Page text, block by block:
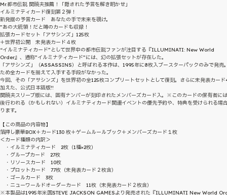
Mr.都市伝説 関暁夫推薦！「隠された予言を解き明かせ」
イルミナティカード復刻第２弾！
新発掘の予言カード あなたの手で未来を覗け。
”あの大統領！だと噂のカードも収録！
拡張カードセット「アサシンズ」125枚
＋世界初公開 未発表カード４枚
“イルミナティカード”として世界中の都市伝説ファンが注目する『ILLUMINATI: New World
Order』、通称”イルミナティカード”には、幻の拡張セットが存在した。
「アサシンズ」（ASSASSINS）と呼ばれる本作は、1995年に8枚入ブースターパックのみで発売
ため全カードを揃えて入手する手段がなかった。
今回、その「アサシンズ」を世界初の全125枚コンプリートセットとして復刻。さらに未発表カー
加えた、公式日本語版!!
関暁夫スリーブ版には、固有ナンバーが刻印されたメンバーズカード入。※このカードの保有者に
後行われる（かもしれない）イルミナティカード関連イベントの優先予約や、特典を受けられる場
ります。
【この商品の内容物】
箔押し豪華BOX＋カード130 枚＋ゲームルールブック＋メンバーズカード１枚
＜カード種類の内訳＞
・イルミナティカード 2枚（1種×2枚）
・グループカード 27枚
・リソースカード 10枚
・プロットカード 77枚（未発表カード２枚含）
・ゴールカード 3枚
・ニューワールドオーダーカード 11枚（未発表カード２枚含）
※本製品は1995年米国STEVE JACKSON GAMESより発売された『ILLUMINATI New World